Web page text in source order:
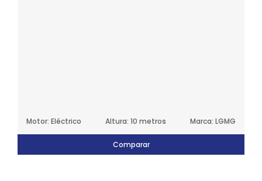
Motor: Eléctrico Altura: 10 metros Marca: LGMG
Comparar